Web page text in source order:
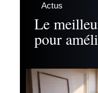
Actus
Le
pour